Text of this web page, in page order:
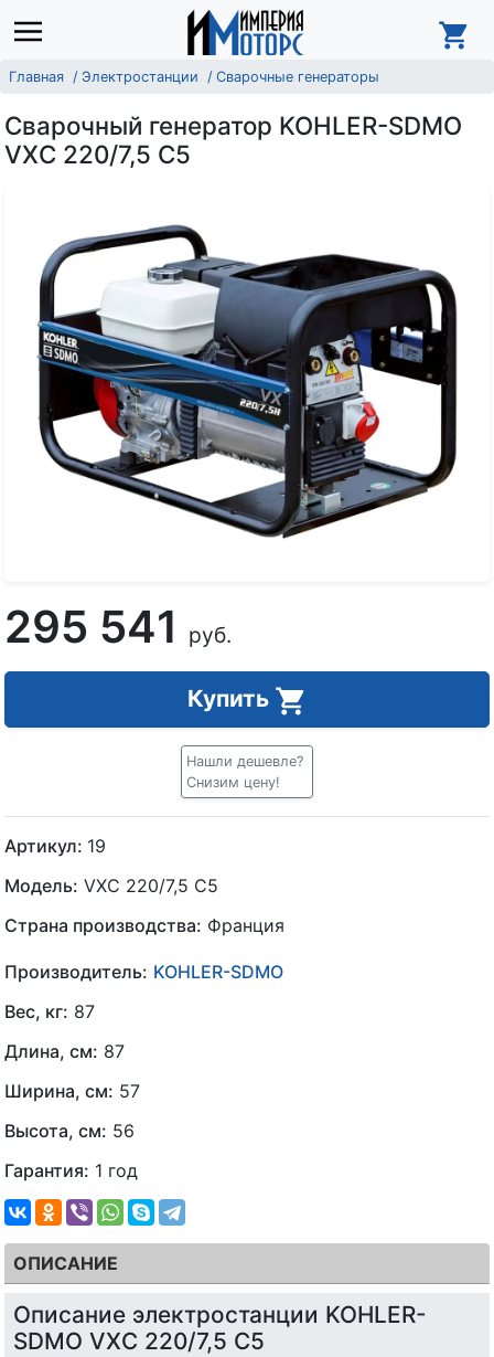
Главная Электростанции Сварочные генераторы
Сварочный генератор KOHLER-SDMO
VXC 220/7,5 C5
295 541 руб.
Купить
Нашли дешевле?
Снизим цену!
Артикул: 19
Модель: VXC 220/7,5 C5
Страна производства: Франция
Производитель: KOHLER-SDMO
Вес, кг: 87
Длина, см: 87
Ширина, см: 57
Высота, см: 56
Гарантия: 1 год
ОПИСАНИЕ
Описание электростанции KOHLER-
SDMO VXC 220/7,5 C5